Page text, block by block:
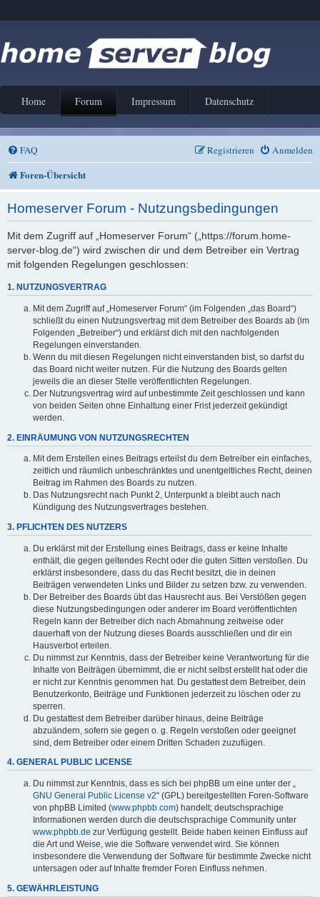
Home Forum Impressum Datenschutz
FAQ Anmelden
Registrieren
Foren-Übersicht
Homeserver Forum - Nutzungsbedingungen
Mit dem Zugriff auf „Homeserver Forum“ („https://forum.home-
server-blog.de“) wird zwischen dir und dem Betreiber ein Vertrag
mit folgenden Regelungen geschlossen:
1. NUTZUNGSVERTRAG
Mit dem Zugriff auf „Homeserver Forum“ (im Folgenden „das Board“)
schließt du einen Nutzungsvertrag mit dem Betreiber des Boards ab (im
Folgenden „Betreiber“) und erklärst dich mit den nachfolgenden
Regelungen einverstanden.
Wenn du mit diesen Regelungen nicht einverstanden bist, so darfst du
das Board nicht weiter nutzen. Für die Nutzung des Boards gelten
jeweils die an dieser Stelle veröffentlichten Regelungen.
Der Nutzungsvertrag wird auf unbestimmte Zeit geschlossen und kann
von beiden Seiten ohne Einhaltung einer Frist jederzeit gekündigt
werden.
2. EINRÄUMUNG VON NUTZUNGSRECHTEN
Mit dem Erstellen eines Beitrags erteilst du dem Betreiber ein einfaches,
zeitlich und räumlich unbeschränktes und unentgeltliches Recht, deinen
Beitrag im Rahmen des Boards zu nutzen.
Das Nutzungsrecht nach Punkt 2, Unterpunkt a bleibt auch nach
Kündigung des Nutzungsvertrages bestehen.
3. PFLICHTEN DES NUTZERS
Du erklärst mit der Erstellung eines Beitrags, dass er keine Inhalte
enthält, die gegen geltendes Recht oder die guten Sitten verstoßen. Du
erklärst insbesondere, dass du das Recht besitzt, die in deinen
Beiträgen verwendeten Links und Bilder zu setzen bzw. zu verwenden.
Der Betreiber des Boards übt das Hausrecht aus. Bei Verstößen gegen
diese Nutzungsbedingungen oder anderer im Board veröffentlichten
Regeln kann der Betreiber dich nach Abmahnung zeitweise oder
dauerhaft von der Nutzung dieses Boards ausschließen und dir ein
Hausverbot erteilen.
Du nimmst zur Kenntnis, dass der Betreiber keine Verantwortung für die
Inhalte von Beiträgen übernimmt, die er nicht selbst erstellt hat oder die
er nicht zur Kenntnis genommen hat. Du gestattest dem Betreiber, dein
Benutzerkonto, Beiträge und Funktionen jederzeit zu löschen oder zu
sperren.
Du gestattest dem Betreiber darüber hinaus, deine Beiträge
abzuändern, sofern sie gegen o. g. Regeln verstoßen oder geeignet
sind, dem Betreiber oder einem Dritten Schaden zuzufügen.
4. GENERAL PUBLIC LICENSE
Du nimmst zur Kenntnis, dass es sich bei phpBB um eine unter der „
GNU General Public License v2“ (GPL) bereitgestellten Foren-Software
von phpBB Limited (www.phpbb.com) handelt; deutschsprachige
Informationen werden durch die deutschsprachige Community unter
www.phpbb.de zur Verfügung gestellt. Beide haben keinen Einfluss auf
die Art und Weise, wie die Software verwendet wird. Sie können
insbesondere die Verwendung der Software für bestimmte Zwecke nicht
untersagen oder auf Inhalte fremder Foren Einfluss nehmen.
5. GEWÄHRLEISTUNG